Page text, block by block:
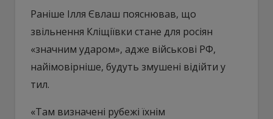
Раніше Ілля Євлаш пояснював, що
звільнення Кліщіївки стане для росіян
«значним ударом», адже військові РФ,
найімовірніше, будуть змушені відійти у
тил.
«Там визначені рубежі їхнім